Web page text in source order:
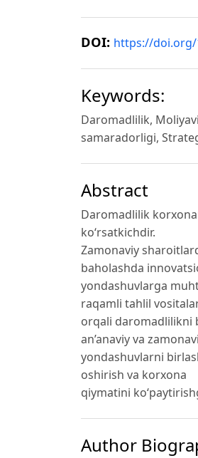
DOI: https://doi.org/
Keywords:
Daromadlilik,
samaradorligi,
Abstract
Daromadlilik
ko‘rsatkichdir.
Zamonaviy
baholashda
yondashuvlarga
raqamli tahlil
orqali daromadlilikni
an’anaviy va
yondashuvlarni
oshirish va korxona
qiymatini
Author